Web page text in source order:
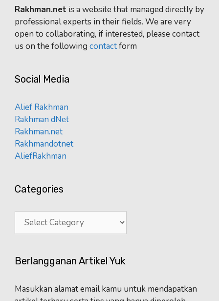
Rakhman.net is a website that managed directly by
professional experts in their fields. We are very
open to collaborating, if interested, please contact
us on the following contactform
Social Media
Alief Rakhman
Rakhman dNet
Rakhman.net
Rakhmandotnet
AliefRakhman
Categories
Categories
Berlangganan Artikel Yuk
Masukkan alamat email kamu untuk mendapatkan